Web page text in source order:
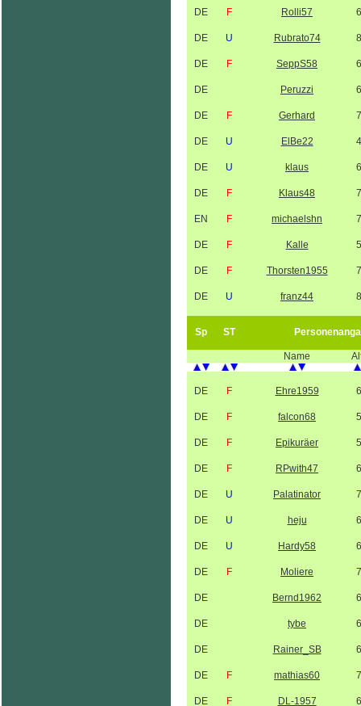
DE F Rolli57
DE U Rubrato74
DE F SeppS58
DE Peruzzi
DE F Gerhard
DE U ElBe22
DE U klaus
DE F Klaus48
EN F michaelshn
DE F Kalle
DE F Thorsten1955
DE U franz44
Sp ST
Name
DE F Ehre1959
DE F falcon68
DE F Epikuräer
DE F RPwith47
DE U Palatinator
DE U heju
DE U Hardy58
DE F Moliere
DE Bernd1962
DE tybe
DE Rainer_SB
DE F mathias60
DE F DL-1957